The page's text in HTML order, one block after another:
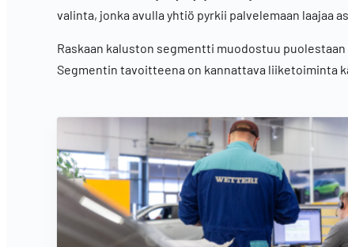
valinta, jonka avulla yhtiö pyrkii palvelemaan laajaa
Raskaan kaluston segmentti muodostuu
Segmentin tavoitteena on kannattava liiketoiminta